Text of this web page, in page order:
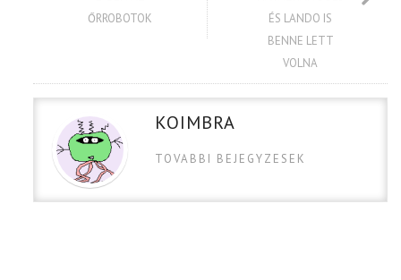
ŐRROBOTOK
ÉS LANDO IS
BENNE LETT
VOLNA
KOIMBRA
TOVABBI BEJEGYZESEK